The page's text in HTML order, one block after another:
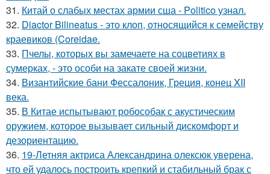
31. Китай о слабых местах армии сша - Politico узнал.
32. Diactor Bilineatus - это клоп, относящийся к семейству
краевиков (Coreidae.
33. Пчелы, которых вы замечаете на соцветиях в
сумерках, - это особи на закате своей жизни.
34. Византийские бани Фессалоник, Греция, конец XII
века.
35. В Китае испытывают робособак с акустическим
оружием, которое вызывает сильный дискомфорт и
дезориентацию.
36. 19-Летняя актриса Александрина олексюк уверена,
что ей удалось построить крепкий и стабильный брак с